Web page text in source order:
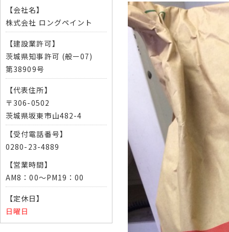
【会社名】
株式会社 ロングペイント
【建設業許可】
茨城県知事許可 (般ー07)
第38909号
【代表住所】
〒306-0502
茨城県坂東市山482-4
【受付電話番号】
0280-23-4889
【営業時間】
AM8：00～PM19：00
【定休日】
日曜日